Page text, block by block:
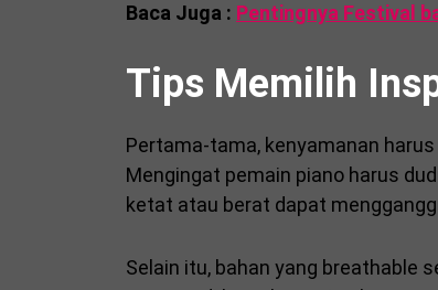
Baca Juga : Pentingnya Festival
Tips Memilih
Pertama-tama, kenyamanan
Mengingat pemain piano harus
ketat atau berat dapat
Selain itu, bahan yang breathable